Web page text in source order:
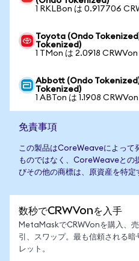
1 RKLBon は 0.917706
Toyota (Ondo
Tokenized)
1 TMon は 2.0918 CRWVon
Abbott (Ondo
Tokenized)
1 ABTon は 1.1908
免責事項
この製品はCoreWeaveによって
ものではなく、CoreWeaveとの
びその他の商標は、原資産を特定
数秒でCRWVonを入手
MetaMaskでCRWVonを購入、売
引、スワップ。最も信頼される暗
レット。